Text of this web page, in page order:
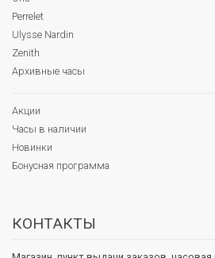
Perrelet
Ulysse Nardin
Zenith
Архивные часы
Акции
Часы в наличии
Новинки
Бонусная программа
КОНТАКТЫ